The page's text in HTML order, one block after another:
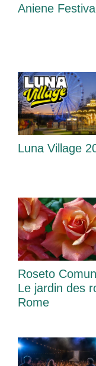
Aniene
Luna Village
Roseto
Le jardin des
Rome